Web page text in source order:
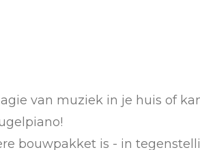
van muziek in je huis of
bouwpakket is - in